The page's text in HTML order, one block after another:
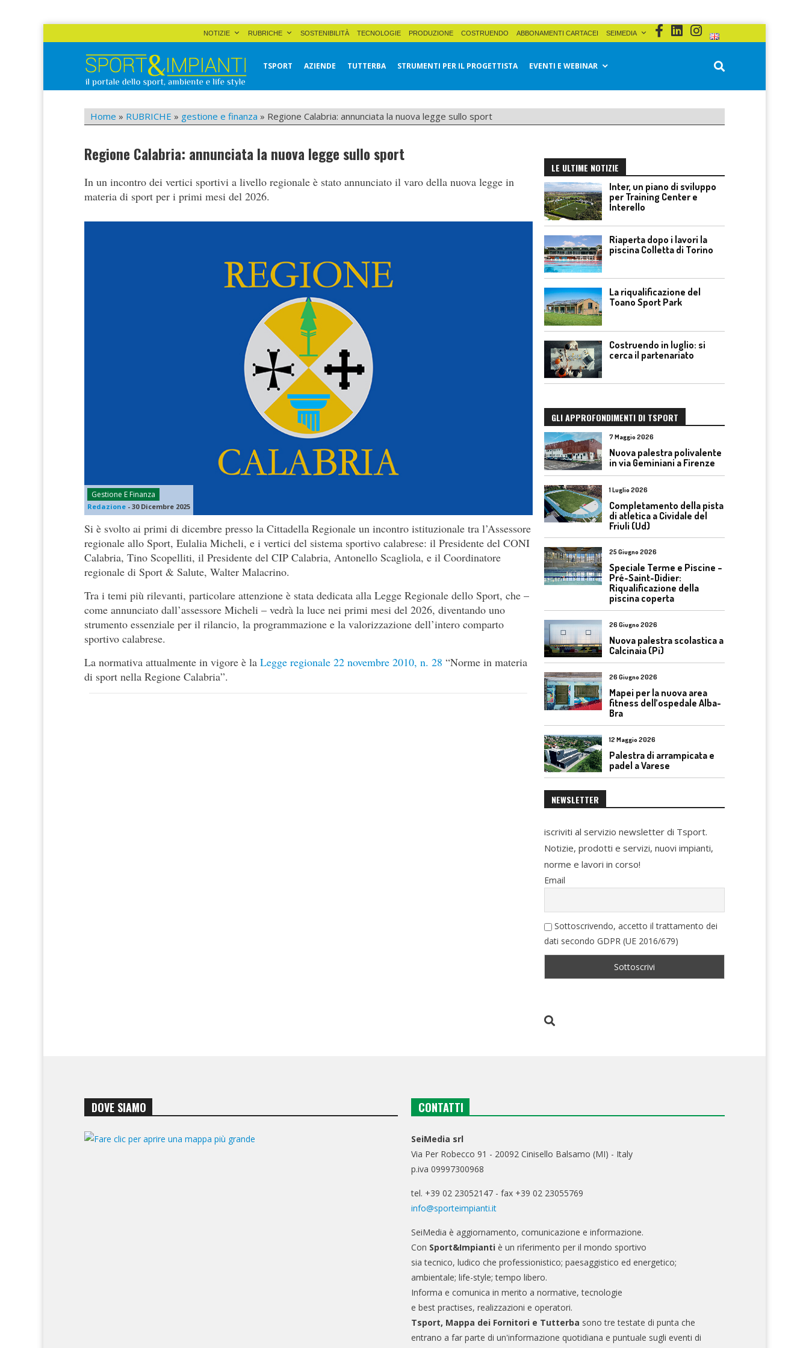
NOTIZIE RUBRICHE SOSTENIBILITÀ TECNOLOGIE PRODUZIONE COSTRUENDO ABBONAMENTI CARTACEI SEIMEDIA
Sport&Impianti
TSPORT AZIENDE TUTTERBA STRUMENTI PER IL PROGETTISTA EVENTI E WEBINAR
Home » RUBRICHE » gestione e finanza » Regione Calabria: annunciata la nuova legge sullo sport
Regione Calabria: annunciata la nuova legge sullo sport
In un incontro dei vertici sportivi a livello regionale è stato annunciato il varo della nuova legge in
materia di sport per i primi mesi del 2026.
Gestione E Finanza
Redazione - 30 Dicembre 2025
Si è svolto ai primi di dicembre presso la Cittadella Regionale un incontro istituzionale tra l’Assessore
regionale allo Sport, Eulalia Micheli, e i vertici del sistema sportivo calabrese: il Presidente del CONI
Calabria, Tino Scopelliti, il Presidente del CIP Calabria, Antonello Scagliola, e il Coordinatore
regionale di Sport & Salute, Walter Malacrino.
Tra i temi più rilevanti, particolare attenzione è stata dedicata alla Legge Regionale dello Sport, che –
come annunciato dall’assessore Micheli – vedrà la luce nei primi mesi del 2026, diventando uno
strumento essenziale per il rilancio, la programmazione e la valorizzazione dell’intero comparto
sportivo calabrese.
La normativa attualmente in vigore è la Legge regionale 22 novembre 2010, n. 28 “Norme in materia
di sport nella Regione Calabria”.
LE ULTIME NOTIZIE
Inter, un piano di sviluppo
per Training Center e
Interello
Riaperta dopo i lavori la
piscina Colletta di Torino
La riqualificazione del
Toano Sport Park
Costruendo in luglio: si
cerca il partenariato
GLI APPROFONDIMENTI DI TSPORT
7 Maggio 2026
Nuova palestra polivalente
in via Geminiani a Firenze
1 Luglio 2026
Completamento della pista
di atletica a Cividale del
Friuli (Ud)
25 Giugno 2026
Speciale Terme e Piscine –
Pré-Saint-Didier:
Riqualificazione della
piscina coperta
26 Giugno 2026
Nuova palestra scolastica a
Calcinaia (Pi)
26 Giugno 2026
Mapei per la nuova area
fitness dell’ospedale Alba-
Bra
12 Maggio 2026
Palestra di arrampicata e
padel a Varese
NEWSLETTER
iscriviti al servizio newsletter di Tsport.
Notizie, prodotti e servizi, nuovi impianti,
norme e lavori in corso!
Email
Sottoscrivendo, accetto il trattamento dei
dati secondo GDPR (UE 2016/679)
DOVE SIAMO CONTATTI
SeiMedia srl
Via Per Robecco 91 - 20092 Cinisello Balsamo (MI) - Italy
p.iva 09997300968
tel. +39 02 23052147 - fax +39 02 23055769
info@sporteimpianti.it
SeiMedia è aggiornamento, comunicazione e informazione.
Con Sport&Impianti è un riferimento per il mondo sportivo
sia tecnico, ludico che professionistico; paesaggistico ed energetico;
ambientale; life-style; tempo libero.
Informa e comunica in merito a normative, tecnologie
e best practises, realizzazioni e operatori.
Tsport, Mappa dei Fornitori e Tutterba sono tre testate di punta che
entrano a far parte di un'informazione quotidiana e puntuale sugli eventi di